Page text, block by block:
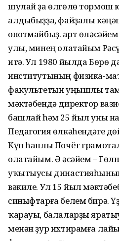
шулай ҙа өлгөлө тормош
алдыбыҙҙа, файҙалы
онотмай­быҙ. Ҡарт
улы, минең олатайым
итә. Ул 1980 йылда Бөрө
институтының физика-
факультетын уңышлы
мәктәбендә директор
башлай һәм 25 йыл уны
Педагогия өлкәһендәге
Күп һанлы Почёт
олатайым. Ә әсәйем –
уҡытыусы
вәкиле. Ул 15 йыл
синыфтарға белем бирә.
ҡарауы, балалар­ҙы
менән ҙур ихтирамға